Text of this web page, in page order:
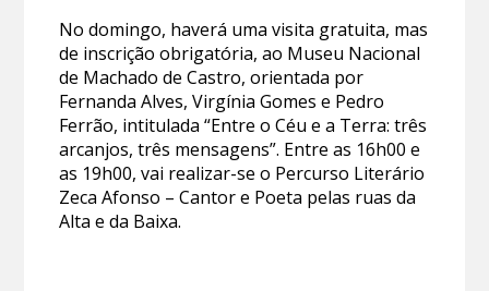
No domingo, haverá uma visita gratuita, mas
de inscrição obrigatória, ao Museu Nacional
de Machado de Castro, orientada por
Fernanda Alves, Virgínia Gomes e Pedro
Ferrão, intitulada “Entre o Céu e a Terra: três
arcanjos, três mensagens”. Entre as 16h00 e
as 19h00, vai realizar-se o Percurso Literário
Zeca Afonso – Cantor e Poeta pelas ruas da
Alta e da Baixa.